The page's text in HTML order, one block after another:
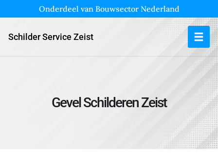
Onderdeel van Bouwsector Nederland
Schilder Service Zeist
Gevel Schilderen Zeist